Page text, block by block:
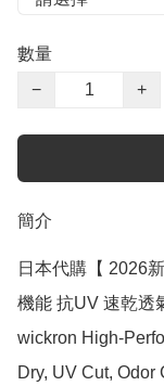
數量
−
+
簡介
日本代購【 2026
機能 抗UV 速乾透
wickron High-
Dry, UV Cut, Odor